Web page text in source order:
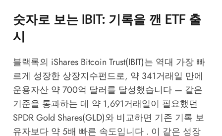
숫자로 보는 IBIT: 기록을 깬 ETF 출
시
블랙록의 iShares Bitcoin Trust(IBIT)는 역대 가장 빠
르게 성장한 상장지수펀드로, 약 341거래일 만에
운용자산 약 700억 달러를 달성했습니다 — 같은
기준을 통과하는 데 약 1,691거래일이 필요했던
SPDR Gold Shares(GLD)와 비교하면 기존 기록 보
유자보다 약 5배 빠른 속도입니다 . 이 같은 성장